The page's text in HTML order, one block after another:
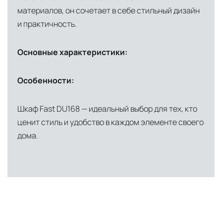
Глобальная сеть распределительных
центров
логистическими узлами в ключевых
Ближнего Востока и Азии
Кипр— распределительная база для
Средиземноморского региона
логистический хаб для европейского рынка
материалов, он сочетает в себе стильный дизайн
и практичность.
Основные характеристики:
Особенности:
Шкаф Fast DU168 — идеальный выбор для тех, кто
ценит стиль и удобство в каждом элементе своего
дома.